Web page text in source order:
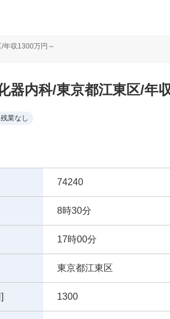
/年収1300万円～
器内科/東京都江東区/年
残業なし
74240
8時30分
17時00分
東京都江東区
1300